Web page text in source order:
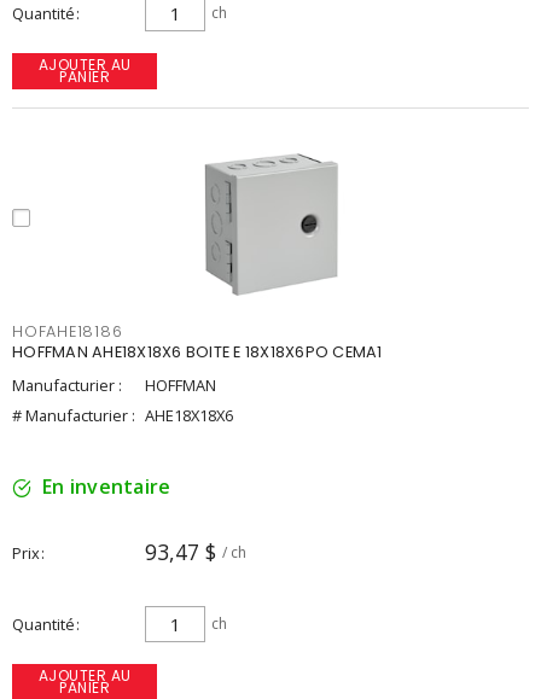
Quantité ch
AJOUTER AU
PANIER
HOFAHE18186
HOFFMAN AHE18X18X6 BOITE E 18X18X6PO CEMA1
Manufacturier :
HOFFMAN
# Manufacturier : AHE18X18X6
En inventaire
Prix 93,47 $ / ch
Quantité ch
AJOUTER AU
PANIER